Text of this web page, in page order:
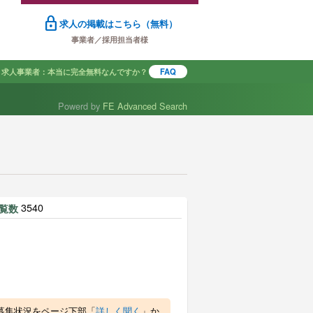
lock 求人の掲載はこちら（無料）
事業者／採用担当者様
求人事業者：本当に完全無料なんですか？ FAQ
Powerd by FE Advanced Search
数 3540